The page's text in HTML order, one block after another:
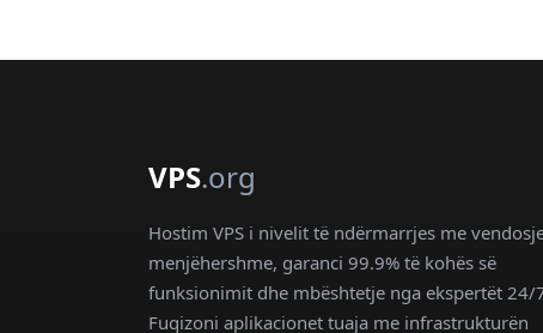
VPS.org
Hostim VPS i nivelit të ndërmarrjes me
menjëhershme, garanci 99.9% të kohës së
funksionimit dhe mbështetje nga ekspertët 24/
Fuqizoni aplikacionet tuaja me infrastrukturën